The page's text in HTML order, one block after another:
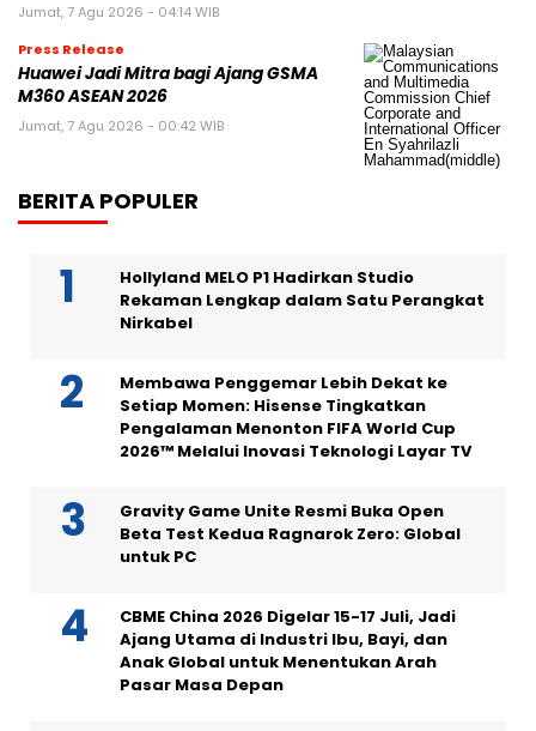
Jumat, 7 Agu 2026 - 04:14 WIB
Press Release
Huawei Jadi Mitra bagi Ajang GSMA
M360 ASEAN 2026
Jumat, 7 Agu 2026 - 00:42 WIB
BERITA POPULER
Hollyland MELO P1 Hadirkan Studio
Rekaman Lengkap dalam Satu Perangkat
Nirkabel
Membawa Penggemar Lebih Dekat ke
Setiap Momen: Hisense Tingkatkan
Pengalaman Menonton FIFA World Cup
2026™ Melalui Inovasi Teknologi Layar TV
Gravity Game Unite Resmi Buka Open
Beta Test Kedua Ragnarok Zero: Global
untuk PC
CBME China 2026 Digelar 15-17 Juli, Jadi
Ajang Utama di Industri Ibu, Bayi, dan
Anak Global untuk Menentukan Arah
Pasar Masa Depan